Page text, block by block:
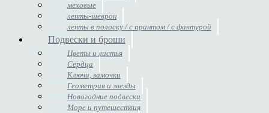
меховые
ленты-шеврон
ленты в полоску / с принтом / с фактурой
Подвески и броши
Цветы и листья
Сердца
Ключи, замочки
Геометрия и звезды
Новогодние подвески
Море и путешествия